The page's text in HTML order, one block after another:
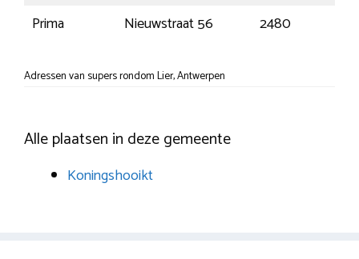
Prima
Nieuwstraat 56 2480
Adressen van supers rondom Lier, Antwerpen
Alle plaatsen in deze gemeente
Koningshooikt